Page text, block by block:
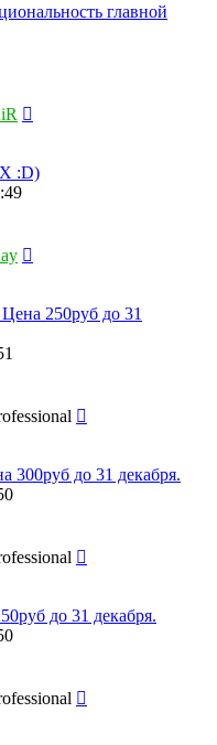
главной
:D)
250руб до 31
300руб до 31 декабря.
до 31 декабря.